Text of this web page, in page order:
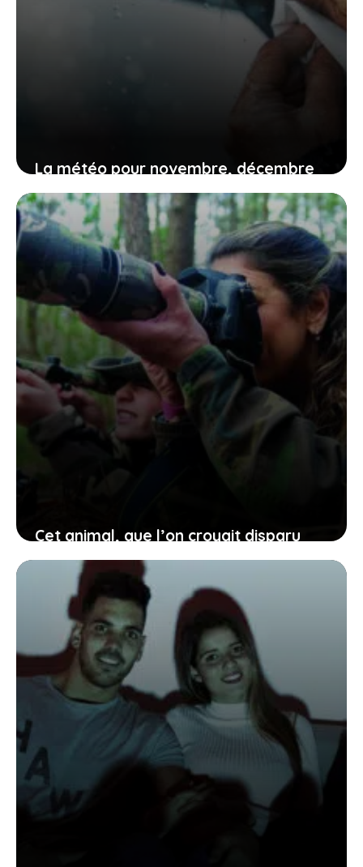
La météo pour novembre, décembre
et janvier annonce des pluies
abondantes, mais pas partout
12 juin 2026
Cet animal, que l’on croyait disparu
depuis 55 ans, vient d’être
photographié pour la première fois :
une bonne nouvelle
12 juin 2026